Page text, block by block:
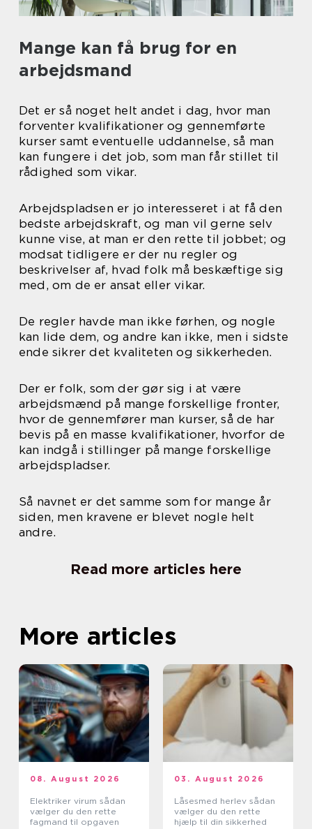
Mange kan få brug for en
arbejdsmand
Det er så noget helt andet i dag, hvor man
forventer kvalifikationer og gennemførte
kurser samt eventuelle uddannelse, så man
kan fungere i det job, som man får stillet til
rådighed som vikar.
Arbejdspladsen er jo interesseret i at få den
bedste arbejdskraft, og man vil gerne selv
kunne vise, at man er den rette til jobbet; og
modsat tidligere er der nu regler og
beskrivelser af, hvad folk må beskæftige sig
med, om de er ansat eller vikar.
De regler havde man ikke førhen, og nogle
kan lide dem, og andre kan ikke, men i sidste
ende sikrer det kvaliteten og sikkerheden.
Der er folk, som der gør sig i at være
arbejdsmænd på mange forskellige fronter,
hvor de gennemfører man kurser, så de har
bevis på en masse kvalifikationer, hvorfor de
kan indgå i stillinger på mange forskellige
arbejdspladser.
Så navnet er det samme som for mange år
siden, men kravene er blevet nogle helt
andre.
Read more articles here
More articles
08. August 2026
Elektriker virum sådan
vælger du den rette
fagmand til opgaven
03. August 2026
Låsesmed herlev sådan
vælger du den rette
hjælp til din sikkerhed